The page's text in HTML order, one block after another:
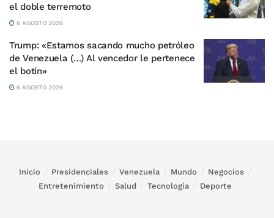
el doble terremoto
6 AGOSTO 2026
Trump: «Estamos sacando mucho petróleo
de Venezuela (…) Al vencedor le pertenece
el botín»
6 AGOSTO 2026
Inicio Presidenciales Venezuela Mundo
Negocios
Entretenimiento
Salud Tecnología Deporte